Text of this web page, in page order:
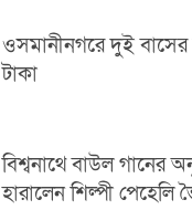
ওসমানীনগরে দুই বাসের
টাকা
বিশ্বনাথে বাউল গানের
হারালেন শিল্পী পেহেলি